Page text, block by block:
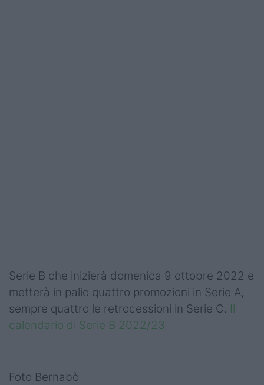
Serie B che inizierà domenica 9 ottobre 2022 e
metterà in palio quattro promozioni in Serie A,
sempre quattro le retrocessioni in Serie C. Il
calendario di Serie B 2022/23
Foto Bernabò